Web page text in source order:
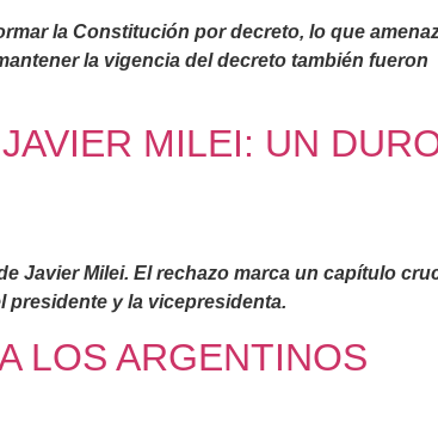
la Constitución por decreto, lo que
la vigencia del decreto también fueron
MILEI: UN
Javier Milei. El rechazo marca un capítulo
y la vicepresidenta.
LOS ARGENTINOS